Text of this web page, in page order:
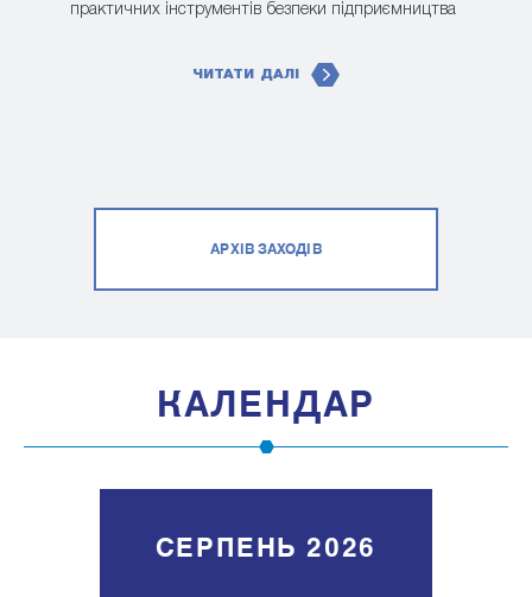
практичних інструментів безпеки підприємництва
ЧИТАТИ ДАЛІ
АРХІВ ЗАХОДІВ
КАЛЕНДАР
СЕРПЕНЬ 2026